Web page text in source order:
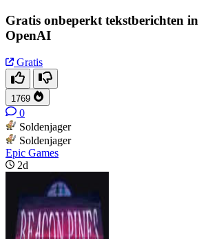
Gratis onbeperkt tekstberichten
OpenAI
Gratis
1769
0
Soldenjager
Soldenjager
Epic Games
2d